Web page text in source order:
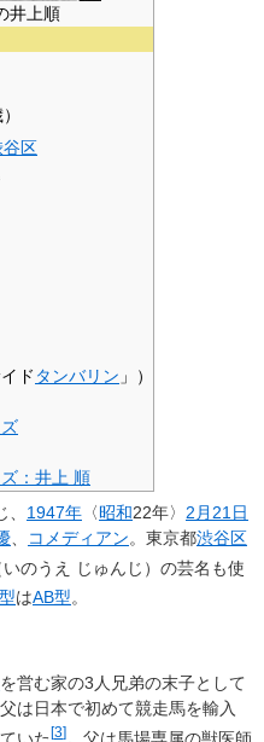
井上順
谷区
イド タンバリン 」）
：井上 順
1947年 〈昭和22年〉 2月21日
コメディアン。東京都渋谷区
のうえ じゅんじ）の芸名も使
はAB型。
を営む家の3人兄弟の末子として
は日本で初めて競走馬を輸入
いた[3] 。父は馬場専属の獣医師